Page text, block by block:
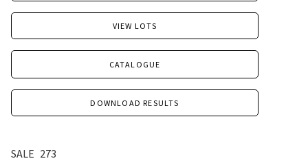
VIEW LOTS
CATALOGUE
DOWNLOAD RESULTS
SALE 273